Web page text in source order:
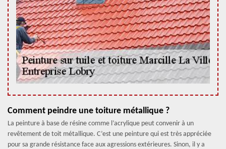
Comment peindre une toiture métallique ?
La peinture à base de résine comme l’acrylique peut convenir à un
revêtement de toit métallique. C’est une peinture qui est très appréciée
pour sa grande résistance face aux agressions extérieures. Sinon, il y a